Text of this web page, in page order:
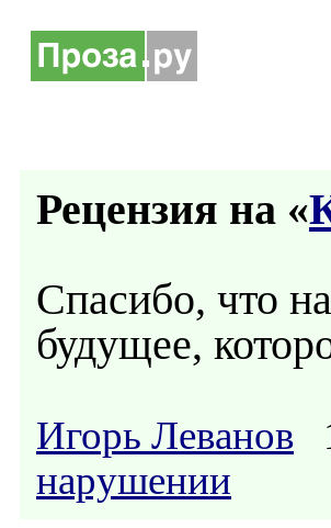
Рецензия на «
Спасибо, что
будущее,
Игорь Леванов
нарушении